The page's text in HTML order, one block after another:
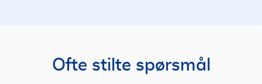
Ofte stilte spørsmål